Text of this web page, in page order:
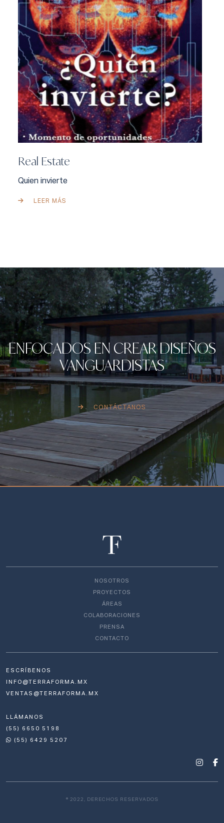
Real Estate
Quien invierte
LEER MÁS
ENFOCADOS EN CREAR DISEÑOS
VANGUARDISTAS
CONTÁCTANOS
NOSOTROS
PROYECTOS
ÁREAS
COLABORACIONES
PRENSA
CONTACTO
ESCRÍBENOS
INFO@TERRAFORMA.MX
VENTAS@TERRAFORMA.MX
LLÁMANOS
(55) 6650 5198
(55) 6429 5207
® 2022, DERECHOS RESERVADOS